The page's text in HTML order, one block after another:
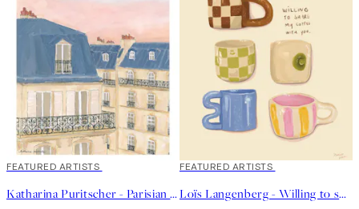
40%*
FEATURED ARTISTS
Katharina Puritscher - Parisian Sky Juliste
40%*
FEATURED ARTISTS
Loïs Langenberg - Willing to share my Coffe with you Juliste